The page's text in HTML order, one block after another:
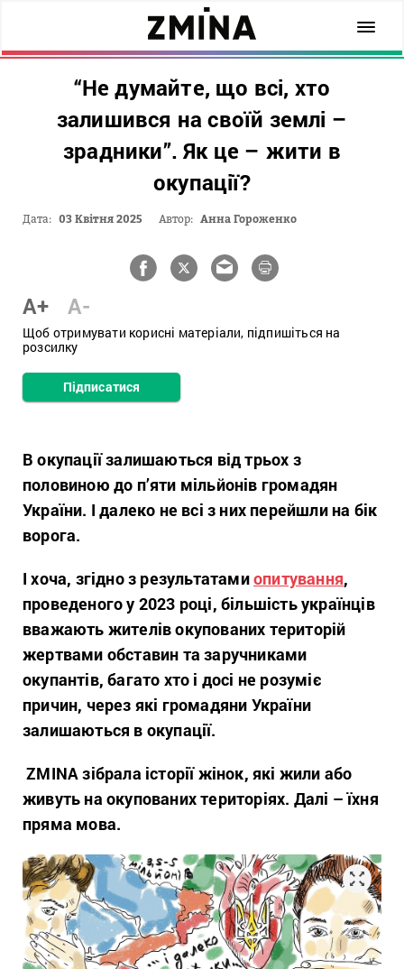
“Не думайте, що всі, хто
залишився на своїй землі –
зрадники”. Як це – жити в
окупації?
Дата: 03 Квітня 2025 Автор: Анна Гороженко
A+ A-
Щоб отримувати корисні матеріали, підпишіться на
розсилку
Підписатися
В окупації залишаються від трьох з
половиною до п’яти мільйонів громадян
України. І далеко не всі з них перейшли на бік
ворога.
І хоча, згідно з результатамиопитування,
проведеного у 2023 році, більшість українців
вважають жителів окупованих територій
жертвами обставин та заручниками
окупантів, багато хто і досі не розуміє
причин, через які громадяни України
залишаються в окупації.
ZMINA зібрала історії жінок, які жили або
живуть на окупованих територіях. Далі – їхня
пряма мова.